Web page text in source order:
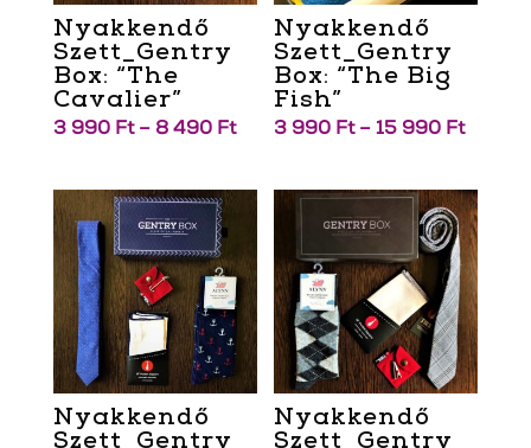
Nyakkendő
Szett_Gentry
Box: “The
Cavalier”
3 990 Ft– 8 490 Ft
Nyakkendő
Szett_Gentry
Box: “The Big
Fish”
3 990 Ft–15 990 Ft
Nyakkendő
Szett_Gentry
Nyakkendő
Szett_Gentry